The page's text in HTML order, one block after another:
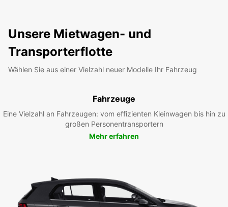
Unsere Mietwagen- und
Transporterflotte
Wählen Sie aus einer Vielzahl neuer Modelle Ihr Fahrzeug
Fahrzeuge
Eine Vielzahl an Fahrzeugen: vom effizienten Kleinwagen bis hin zu
großen Personentransportern
Mehr erfahren